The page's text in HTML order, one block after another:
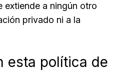
extiende a ningún otro
privado ni a la
esta política de